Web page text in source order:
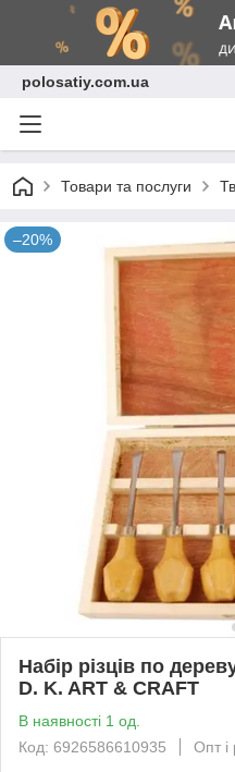
polosatiy.com.ua
Товари та послуги
–20%
Набір різців по
D. K. ART & CRAFT
В наявності 1 од.
Код: 6926586610935
Опт і